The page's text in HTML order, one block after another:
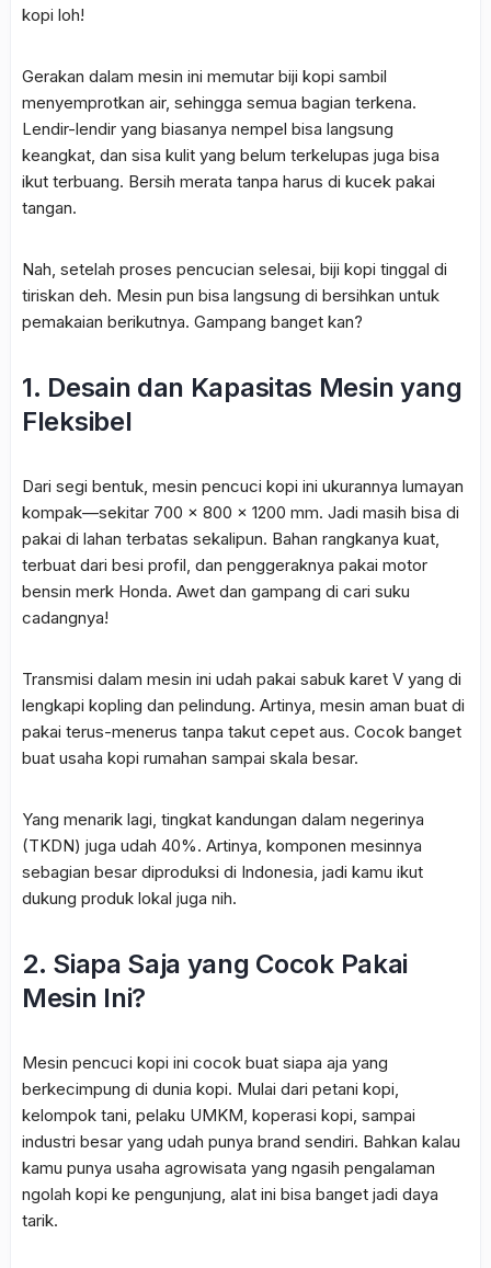
kopi loh!
Gerakan dalam mesin ini memutar biji kopi sambil
menyemprotkan air, sehingga semua bagian terkena.
Lendir-lendir yang biasanya nempel bisa langsung
keangkat, dan sisa kulit yang belum terkelupas juga bisa
ikut terbuang. Bersih merata tanpa harus di kucek pakai
tangan.
Nah, setelah proses pencucian selesai, biji kopi tinggal di
tiriskan deh. Mesin pun bisa langsung di bersihkan untuk
pemakaian berikutnya. Gampang banget kan?
1. Desain dan Kapasitas Mesin yang
Fleksibel
Dari segi bentuk, mesin pencuci kopi ini ukurannya lumayan
kompak—sekitar 700 x 800 x 1200 mm. Jadi masih bisa di
pakai di lahan terbatas sekalipun. Bahan rangkanya kuat,
terbuat dari besi profil, dan penggeraknya pakai motor
bensin merk Honda. Awet dan gampang di cari suku
cadangnya!
Transmisi dalam mesin ini udah pakai sabuk karet V yang di
lengkapi kopling dan pelindung. Artinya, mesin aman buat di
pakai terus-menerus tanpa takut cepet aus. Cocok banget
buat usaha kopi rumahan sampai skala besar.
Yang menarik lagi, tingkat kandungan dalam negerinya
(TKDN) juga udah 40%. Artinya, komponen mesinnya
sebagian besar diproduksi di Indonesia, jadi kamu ikut
dukung produk lokal juga nih.
2. Siapa Saja yang Cocok Pakai
Mesin Ini?
Mesin pencuci kopi ini cocok buat siapa aja yang
berkecimpung di dunia kopi. Mulai dari petani kopi,
kelompok tani, pelaku UMKM, koperasi kopi, sampai
industri besar yang udah punya brand sendiri. Bahkan kalau
kamu punya usaha agrowisata yang ngasih pengalaman
ngolah kopi ke pengunjung, alat ini bisa banget jadi daya
tarik.